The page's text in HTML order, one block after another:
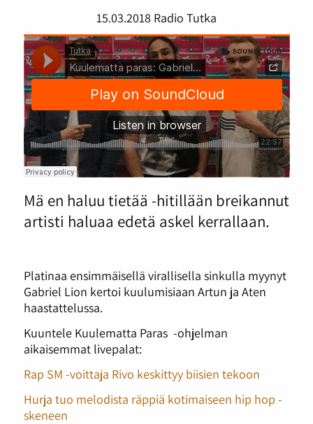
15.03.2018 Radio Tutka
Mä en haluu tietää -hitillään breikannut
artisti haluaa edetä askel kerrallaan.
Platinaa ensimmäisellä virallisella sinkulla myynyt
Gabriel Lion kertoi kuulumisiaan Artun ja Aten
haastattelussa.
Kuuntele Kuulematta Paras -ohjelman
aikaisemmat livepalat:
Rap SM -voittaja Rivo keskittyy biisien tekoon
Hurja tuo melodista räppiä kotimaiseen hip hop -
skeneen